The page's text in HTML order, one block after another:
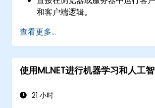
和客户端逻辑。
查看更多...
使用ML.NET进行机器学习和人工
21 小时